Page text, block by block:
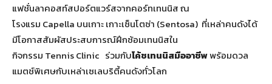
แฟชั่นลาคอสท์สปอร์ตแวร์สจากคอร์ทเทนนิส ณ
โรงแรม Capella บนเกาะ เกาะเซ็นโตซ่า (Sentosa) ที่เหล่าคนดังได้
มีโอกาสสัมผัสประสบการณ์ฝึกซ้อมเทนนิสใน
กิจกรรม Tennis Clinic ร่วมกับโค้ชเทนนิสมืออาชีพพร้อมดวล
แมตช์พิเศษกับเหล่าเซเลบริตี้คนดังทั่วโลก